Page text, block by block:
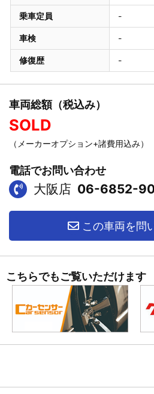
乗車定員 -
車検 -
修復歴 -
車両総額（税込み）
SOLD
（メーカーオプション+諸費用込み）
電話でお問い合わせ
大阪店 06-6852-
この車両を問
こちらでもご覧いただけます